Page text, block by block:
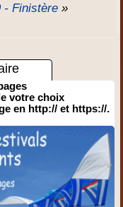
- Finistère »
votre choix
en http:// et https://.